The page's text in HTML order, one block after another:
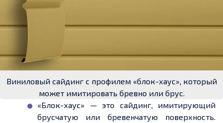
Виниловый сайдинг с профилем «блок-хаус», который
может имитировать бревно или брус.
«Блок-хаус» — это сайдинг, имитирующий
брусчатую или бревенчатую поверхность.